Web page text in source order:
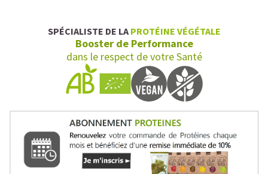
SPÉCIALISTE DE LA PROTÉINE VÉGÉTALE
Booster de Performance
dans le respect de votre Santé